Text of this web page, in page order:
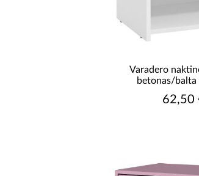
Varadero
betonas/balta
62,50